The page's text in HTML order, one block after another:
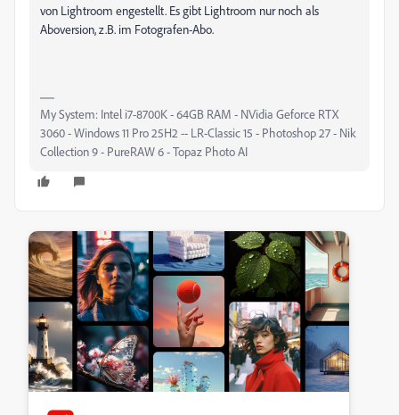
von Lightroom engestellt. Es gibt Lightroom nur noch als
Aboversion, z.B. im Fotografen-Abo.
My System: Intel i7-8700K - 64GB RAM - NVidia Geforce RTX
3060 - Windows 11 Pro 25H2 -- LR-Classic 15 - Photoshop 27 - Nik
Collection 9 - PureRAW 6 - Topaz Photo AI